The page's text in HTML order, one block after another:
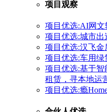
项目观察
项目优选:AI网文
项目优选:城市出
项目优选:汉飞金
项目优选:车用
项目优选:基于
租赁，寻本地运
项目优选:瘾